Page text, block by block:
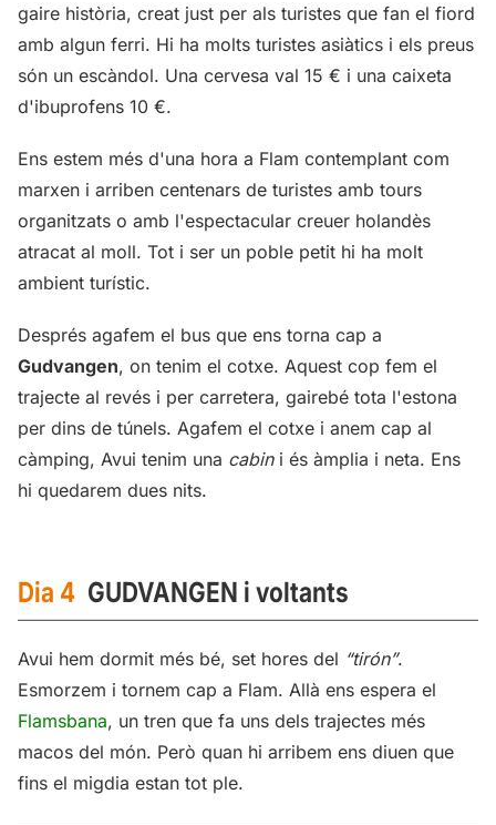
gaire història, creat just per als turistes que fan el fiord
amb algun ferri. Hi ha molts turistes asiàtics i els preus
són un escàndol. Una cervesa val 15 € i una caixeta
d'ibuprofens 10 €.
Ens estem més d'una hora a Flam contemplant com
marxen i arriben centenars de turistes amb tours
organitzats o amb l'espectacular creuer holandès
atracat al moll. Tot i ser un poble petit hi ha molt
ambient turístic.
Després agafem el bus que ens torna cap a
Gudvangen, on tenim el cotxe. Aquest cop fem el
trajecte al revés i per carretera, gairebé tota l'estona
per dins de túnels. Agafem el cotxe i anem cap al
càmping, Avui tenim una cabini és àmplia i neta. Ens
hi quedarem dues nits.
Dia 4 GUDVANGEN i voltants
Avui hem dormit més bé, set hores del “tirón”.
Esmorzem i tornem cap a Flam. Allà ens espera el
Flamsbana, un tren que fa uns dels trajectes més
macos del món. Però quan hi arribem ens diuen que
fins el migdia estan tot ple.